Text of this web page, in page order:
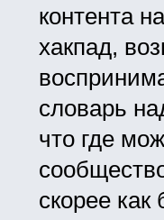
контента
хакпад,
словарь
что где
скорее как